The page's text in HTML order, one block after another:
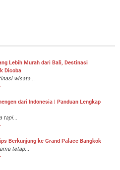
Lebih Murah dari Bali, Destinasi
Dicoba
wisata...
dari Indonesia | Panduan Lengkap
tapi...
Berkunjung ke Grand Palace Bangkok
tetap...